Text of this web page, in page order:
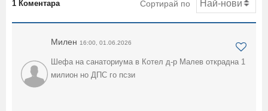
1 Коментара Сортирай по
Милен 16:00, 01.06.2026
Шефа на санаториума в Котел д-р Малев открадна 1
милион но ДПС го псзи